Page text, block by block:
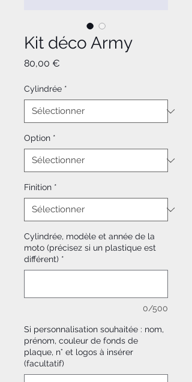
Kit déco Army
80,00 €
Cylindrée *
Option *
Finition *
Cylindrée, modèle et année de la
moto (précisez si un plastique est
différent) *
0/500
Si personnalisation souhaitée : nom,
prénom, couleur de fonds de
plaque, n° et logos à insérer
(facultatif)